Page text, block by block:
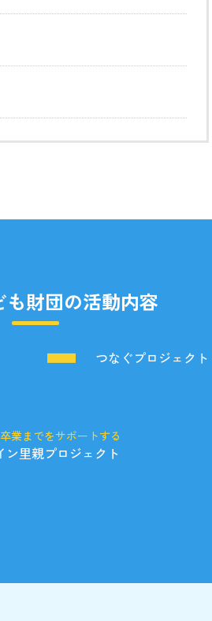
も財団の活動内容
つなぐプロジェクト
業までをサポートする
ン里親プロジェクト